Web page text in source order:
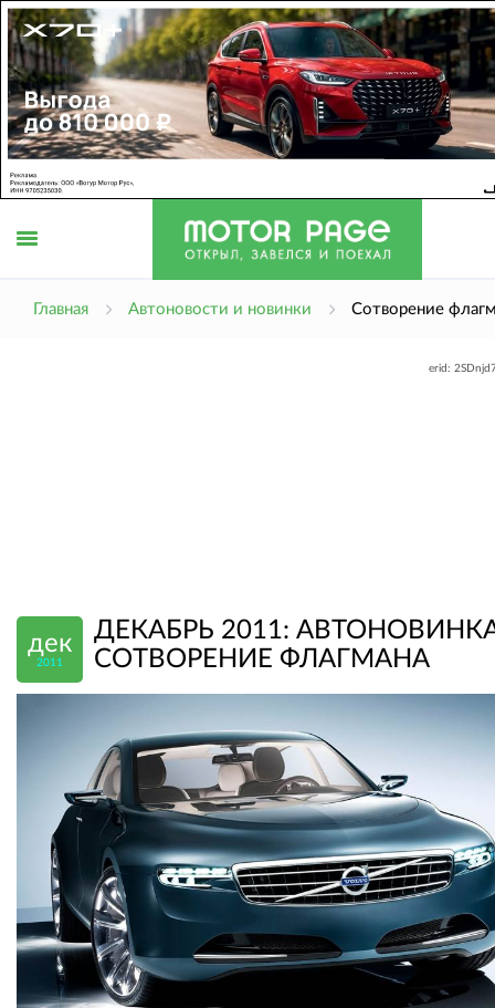
Главная Автоновости и новинки Сотворение
erid:
дек
2011
ДЕКАБРЬ 2011:
СОТВОРЕНИЕ ФЛАГМАНА